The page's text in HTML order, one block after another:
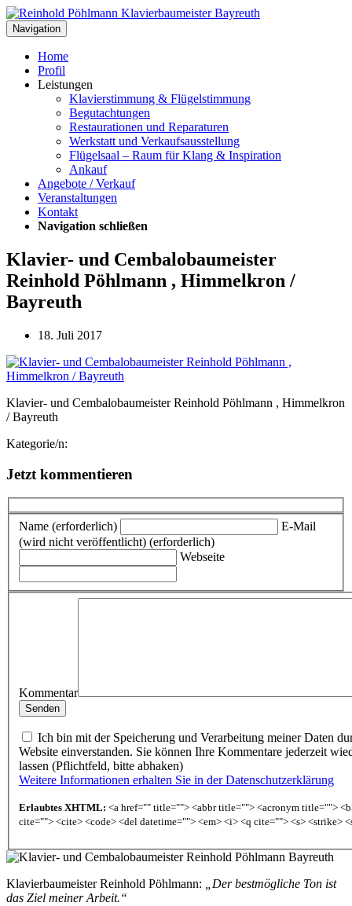
Navigation
Home
Profil
Leistungen
Klavierstimmung & Flügelstimmung
Begutachtungen
Restaurationen und Reparaturen
Werkstatt und Verkaufsausstellung
Flügelsaal – Raum für Klang & Inspiration
Ankauf
Angebote / Verkauf
Veranstaltungen
Kontakt
Navigation schließen
Klavier- und Cembalobaumeister
Reinhold Pöhlmann , Himmelkron /
Bayreuth
18. Juli 2017
Klavier- und Cembalobaumeister Reinhold Pöhlmann , Himmelkron
/ Bayreuth
Kategorie/n:
Jetzt kommentieren
Name (erforderlich)
E-Mail
(wird nicht veröffentlicht) (erforderlich)
Webseite
Kommentar
Ich bin mit der Speicherung und Verarbeitung meiner Daten
Website einverstanden. Sie können Ihre Kommentare jederzeit
lassen (Pflichtfeld, bitte abhaken)
Weitere Informationen erhalten Sie in der Datenschutzerklärung
Erlaubtes XHTML: <a href="" title=""> <abbr title=""> <acronym title="">
cite=""> <cite> <code> <del datetime=""> <em> <i> <q cite=""> <s> <strike>
Klavierbaumeister Reinhold Pöhlmann:
„Der bestmögliche Ton ist
das Ziel meiner Arbeit.“